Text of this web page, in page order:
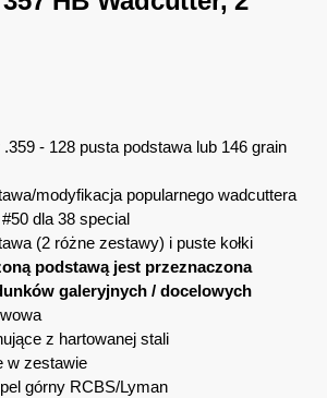
- 128 pusta podstawa lub 146 grain
modyfikacja popularnego wadcuttera
dla 38 special
(2 różne zestawy) i puste kołki
podstawą jest przeznaczona
galeryjnych / docelowych
z hartowanej stali
w zestawie
górny RCBS/Lyman